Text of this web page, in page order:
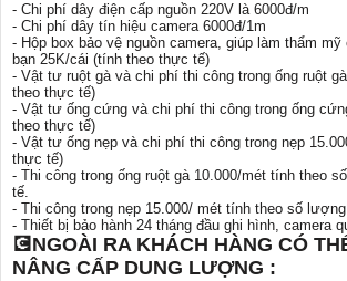
- Chi phí dây điện cấp nguồn 220V là 6000đ/m
- Chi phí dây tín hiệu camera 6000đ/1m
- Hộp box bảo vệ nguồn camera, giúp làm thẩm mỹ
bạn 25K/cái (tính theo thực tế)
- Vật tư ruột gà và chi phí thi công trong ống ruột
theo thực tế)
- Vật tư ống cứng và chi phí thi công trong ống
theo thực tế)
- Vật tư ống nẹp và chi phí thi công trong nẹp
thực tế)
- Thi công trong ống ruột gà 10.000/mét tính theo
tế.
- Thi công trong nẹp 15.000/ mét tính theo số
- Thiết bị bảo hành 24 tháng đầu ghi hình, camera
💽NGOÀI RA KHÁCH HÀNG CÓ
NÂNG CẤP DUNG LƯỢNG :